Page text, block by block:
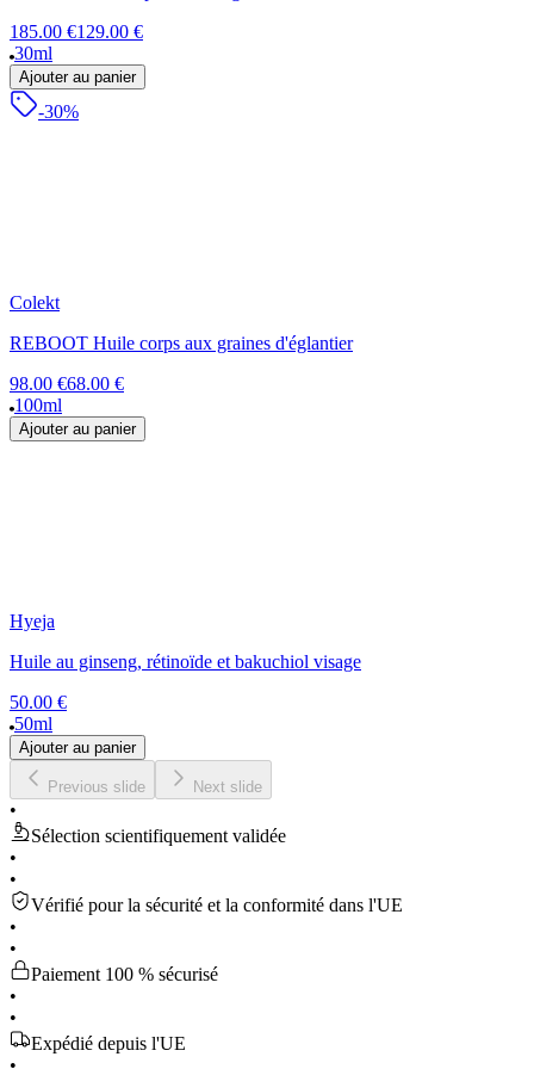
185.00 €129.00 €
30ml
Ajouter au panier
-30%
Colekt
REBOOT Huile corps aux graines d'églantier
98.00 €68.00 €
100ml
Ajouter au panier
Hyeja
Huile au ginseng, rétinoïde et bakuchiol visage
50.00 €
50ml
Ajouter au panier
Previous slide Next slide
•
Sélection scientifiquement validée
•
•
Vérifié pour la sécurité et la conformité dans l'UE
•
•
Paiement 100 % sécurisé
•
•
Expédié depuis l'UE
•